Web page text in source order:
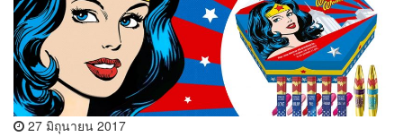
27 มิถุนายน 2017